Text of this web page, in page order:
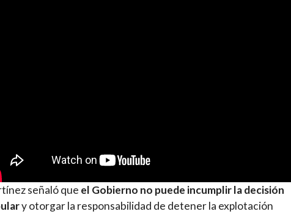
señaló que el Gobierno no puede incumplir la decisión
y otorgar la responsabilidad de detener la explotación